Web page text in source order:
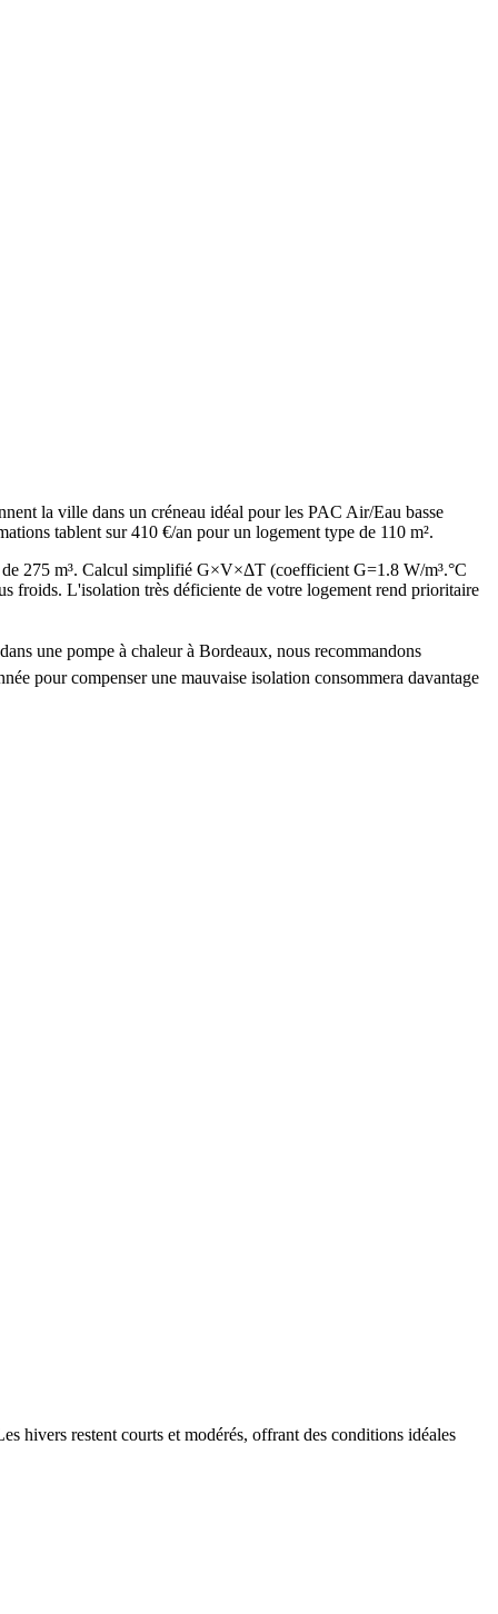
la ville dans un créneau idéal pour les PAC Air/Eau basse
tablent sur 410 €/an pour un logement type de 110 m².
275 m³. Calcul simplifié G×V×ΔT (coefficient G=1.8 W/m³.°C
froids. L'isolation très déficiente de votre logement rend prioritaire
une pompe à chaleur à Bordeaux, nous recommandons
pour compenser une mauvaise isolation consommera davantage
hivers restent courts et modérés, offrant des conditions idéales